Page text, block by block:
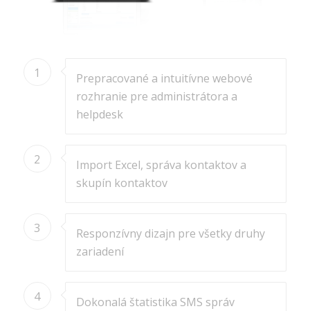
1
Prepracované a intuitívne webové
rozhranie pre administrátora a
helpdesk
2
Import Excel, správa kontaktov a
skupín kontaktov
3
Responzívny dizajn pre všetky druhy
zariadení
4
Dokonalá štatistika SMS správ